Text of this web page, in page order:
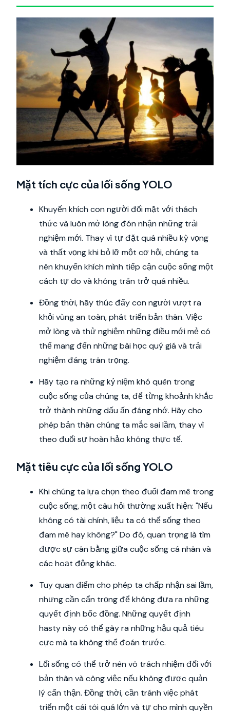
Mặt tích cực của lối sống YOLO
Khuyến khích con người đối mặt với thách
thức và luôn mở lòng đón nhận những trải
nghiệm mới. Thay vì tự đặt quá nhiều kỳ vọng
và thất vọng khi bỏ lỡ một cơ hội, chúng ta
nên khuyến khích mình tiếp cận cuộc sống một
cách tự do và không trăn trở quá nhiều.
Đồng thời, hãy thúc đẩy con người vượt ra
khỏi vùng an toàn, phát triển bản thân. Việc
mở lòng và thử nghiệm những điều mới mẻ có
thể mang đến những bài học quý giá và trải
nghiệm đáng trân trọng.
Hãy tạo ra những kỷ niệm khó quên trong
cuộc sống của chúng ta, để từng khoảnh khắc
trở thành những dấu ấn đáng nhớ. Hãy cho
phép bản thân chúng ta mắc sai lầm, thay vì
theo đuổi sự hoàn hảo không thực tế.
Mặt tiêu cực của lối sống YOLO
Khi chúng ta lựa chọn theo đuổi đam mê trong
cuộc sống, một câu hỏi thường xuất hiện: "Nếu
không có tài chính, liệu ta có thể sống theo
đam mê hay không?" Do đó, quan trọng là tìm
được sự cân bằng giữa cuộc sống cá nhân và
các hoạt động khác.
Tuy quan điểm cho phép ta chấp nhận sai lầm,
nhưng cần cẩn trọng để không đưa ra những
quyết định bốc đồng. Những quyết định
hasty này có thể gây ra những hậu quả tiêu
cực mà ta không thể đoán trước.
Lối sống có thể trở nên vô trách nhiệm đối với
bản thân và công việc nếu không được quản
lý cẩn thận. Đồng thời, cần tránh việc phát
triển một cái tôi quá lớn và tự cho mình quyền